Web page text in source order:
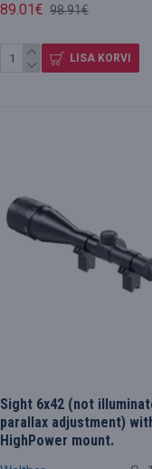
89.01€ 98.91€
LISA KORVI
Sight 6x42 (not
parallax adjustment)
HighPower mount.